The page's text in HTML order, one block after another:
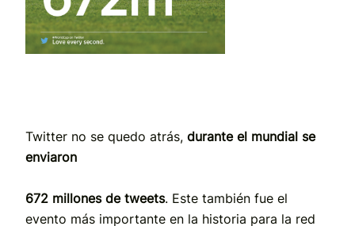
Twitter no se quedo atrás, durante el mundial se
enviaron
672 millones de tweets. Este también fue el
evento más importante en la historia para la red